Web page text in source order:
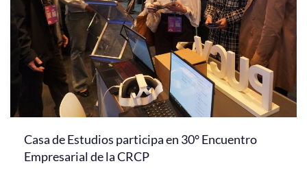
Casa de Estudios participa en 30° Encuentro
Empresarial de la CRCP